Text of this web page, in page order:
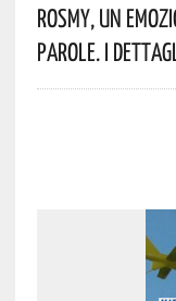
Rosmy, Un
Parole. I